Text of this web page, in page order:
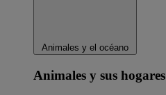
Animales y el océano
Animales y sus hogares